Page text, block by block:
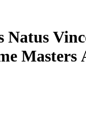
Natus
Masters